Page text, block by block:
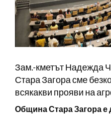
Зам.-кметът Надежда
Стара Загора сме
всякакви прояви на
Община Стара Загора е